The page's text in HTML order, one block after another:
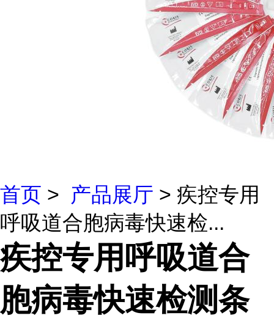
首页 > 产品展厅 > 疾控专用
呼吸道合胞病毒快速检...
疾控专用呼吸道合
胞病毒快速检测条